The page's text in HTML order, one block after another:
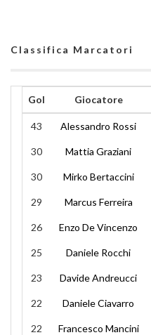
Classifica Marcatori
Gol Giocatore
43 Alessandro Rossi
30 Mattia Graziani
30 Mirko Bertaccini
29 Marcus Ferreira
26 Enzo De Vincenzo
25 Daniele Rocchi
23 Davide Andreucci
22 Daniele Ciavarro
22 Francesco Mancini